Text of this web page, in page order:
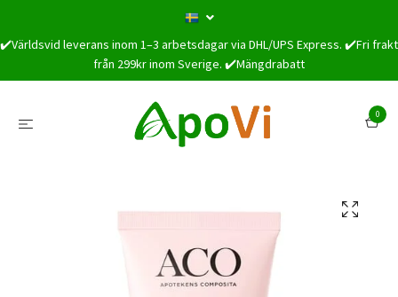
✔️Världsvid leverans inom 1–3 arbetsdagar via DHL/UPS Express. ✔️Fri frakt
från 299kr inom Sverige. ✔️Mängdrabatt
0